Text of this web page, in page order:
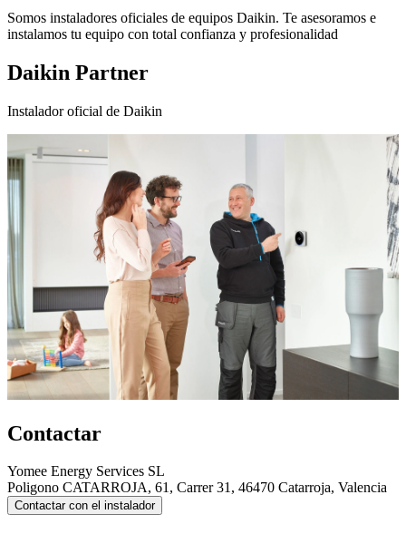
Somos instaladores oficiales de equipos Daikin. Te asesoramos e
instalamos tu equipo con total confianza y profesionalidad
Daikin Partner
Instalador oficial de Daikin
Contactar
Yomee Energy Services SL
Poligono CATARROJA, 61, Carrer 31, 46470 Catarroja, Valencia
Contactar con el instalador